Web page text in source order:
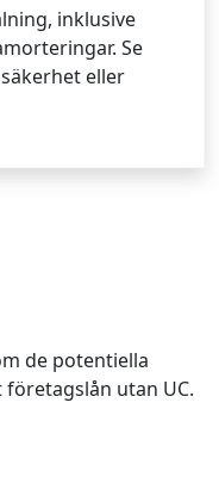
inklusive
Se
eller
de potentiella
utan UC.